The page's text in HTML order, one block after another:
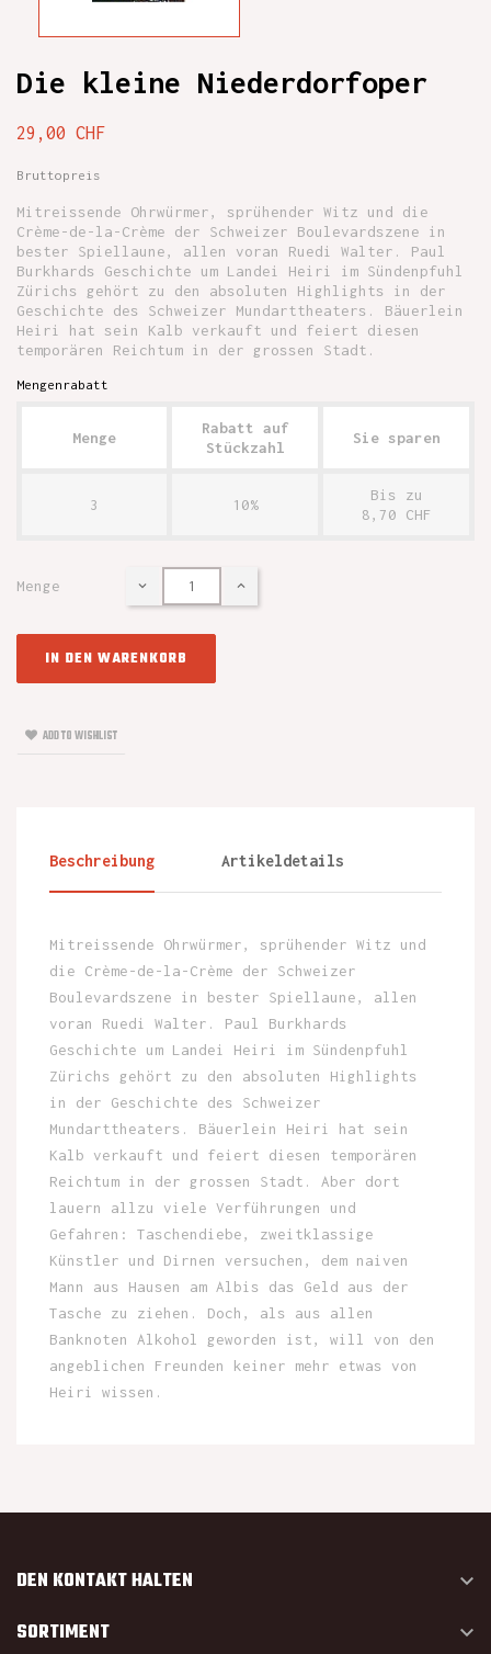
Die kleine Niederdorfoper
29,00 CHF
Bruttopreis
Mitreissende Ohrwürmer, sprühender Witz und die
Crème-de-la-Crème der Schweizer Boulevardszene in
bester Spiellaune, allen voran Ruedi Walter. Paul
Burkhards Geschichte um Landei Heiri im Sündenpfuhl
Zürichs gehört zu den absoluten Highlights in der
Geschichte des Schweizer Mundarttheaters. Bäuerlein
Heiri hat sein Kalb verkauft und feiert diesen
temporären Reichtum in der grossen Stadt.
Mengenrabatt
Menge
Rabatt auf
Stückzahl
Sie sparen
3 10%
Bis zu
8,70 CHF
Menge
IN DEN WARENKORB
ADD TO WISHLIST
Beschreibung Artikeldetails
Mitreissende Ohrwürmer, sprühender Witz und
die Crème-de-la-Crème der Schweizer
Boulevardszene in bester Spiellaune, allen
voran Ruedi Walter. Paul Burkhards
Geschichte um Landei Heiri im Sündenpfuhl
Zürichs gehört zu den absoluten Highlights
in der Geschichte des Schweizer
Mundarttheaters. Bäuerlein Heiri hat sein
Kalb verkauft und feiert diesen temporären
Reichtum in der grossen Stadt. Aber dort
lauern allzu viele Verführungen und
Gefahren: Taschendiebe, zweitklassige
Künstler und Dirnen versuchen, dem naiven
Mann aus Hausen am Albis das Geld aus der
Tasche zu ziehen. Doch, als aus allen
Banknoten Alkohol geworden ist, will von den
angeblichen Freunden keiner mehr etwas von
Heiri wissen.
DEN KONTAKT HALTEN 
SORTIMENT 